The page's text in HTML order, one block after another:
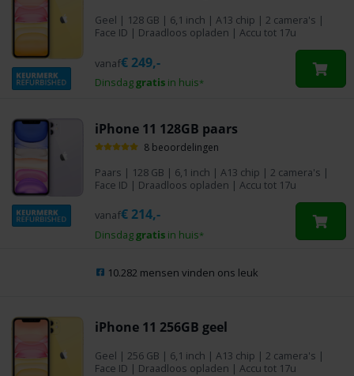
Geel | 128 GB | 6,1 inch | A13 chip | 2 camera's |
Face ID | Draadloos opladen | Accu tot 17u
Dinsdaggratis in huis*
vanaf€ 249,-
iPhone 11 128GB paars
8 beoordelingen
Paars | 128 GB | 6,1 inch | A13 chip | 2 camera's |
Face ID | Draadloos opladen | Accu tot 17u
Dinsdaggratis in huis*
vanaf€ 214,-
iPhone 11 256GB geel
Geel | 256 GB | 6,1 inch | A13 chip | 2 camera's |
Face ID | Draadloos opladen | Accu tot 17u
10.282 mensen vinden ons leuk